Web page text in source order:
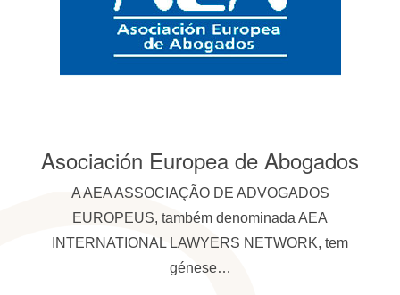
Asociación Europea de Abogados
A AEA ASSOCIAÇÃO DE ADVOGADOS
EUROPEUS, também denominada AEA
INTERNATIONAL LAWYERS NETWORK, tem
génese…